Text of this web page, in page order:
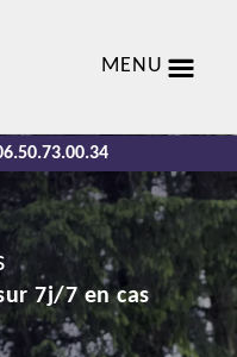
MENU
7j/7 en cas